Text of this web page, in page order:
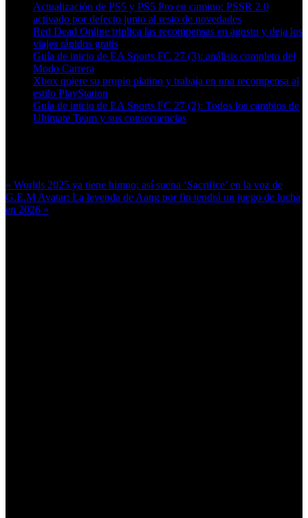
Actualización de PS5 y PS5 Pro en camino: PSSR 2.0
activado por defecto junto al resto de novedades
Red Dead Online triplica las recompensas en agosto y deja los
viajes rápidos gratis
Guía de inicio de EA Sports FC 27 (3): análisis completo del
Modo Carrera
Xbox quiere su propio platino y trabaja en una recompensa al
estilo PlayStation
Guía de inicio de EA Sports FC 27 (2): Todos los cambios de
Ultimate Team y sus consecuencias
« Worlds 2025 ya tiene himno; así suena ‘Sacrifice’ en la voz de
G.E.M Avatar: La leyenda de Aang por fin tendrá un juego de lucha
en 2026 »